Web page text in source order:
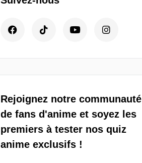
Rejoignez notre communauté
de fans d'anime et soyez les
premiers à tester nos quiz
anime exclusifs !